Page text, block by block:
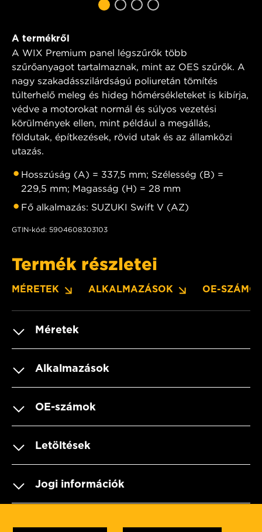
A termékről
A WIX Premium panel légszűrők több
szűrőanyagot tartalmaznak, mint az OES szűrők. A
nagy szakadásszilárdságú poliuretán tömítés
túlterhelő meleg és hideg hőmérsékleteket is kibírja,
védve a motorokat normál és súlyos vezetési
körülmények ellen, mint például a megállás,
földutak, építkezések, rövid utak és az államközi
utazás.
Hosszúság (A) = 337,5 mm; Szélesség (B) =
229,5 mm; Magasság (H) = 28 mm
Fő alkalmazás: SUZUKI Swift V (AZ)
GTIN-kód: 5904608303103
Termék részletei
MÉRETEK ALKALMAZÁSOK OE-
Méretek
Alkalmazások
OE-számok
Letöltések
Jogi információk